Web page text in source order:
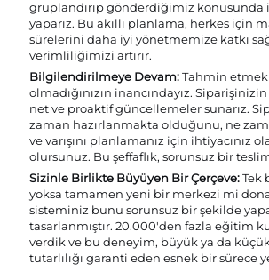
gruplandırıp gönderdiğimiz konusunda
yaparız. Bu akıllı planlama, herkes için
sürelerini daha iyi yönetmemize katkı
verimliliğimizi artırır.
Bilgilendirilmeye Devam:Tahmin
olmadığınızın inancındayız.
net ve proaktif güncellemeler sunarız.
zaman hazırlanmakta olduğunu, ne
ve varışını planlamanız için ihtiyacınız
olursunuz. Bu şeffaflık, sorunsuz bir
Sizinle Birlikte Büyüyen Bir Çerçeve:Tek
yoksa tamamen yeni bir merkezi mi
sisteminiz bunu sorunsuz bir şekilde
tasarlanmıştır. 20.000'den fazla eğitim
verdik ve bu deneyim, büyük ya da
tutarlılığı garanti eden esnek bir sürece